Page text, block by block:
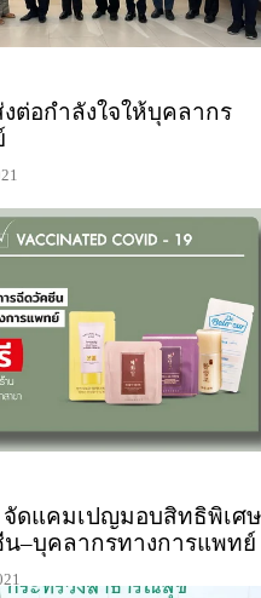
ต่อกำลังใจให้บุคลากร
จัดแคมเปญมอบสิทธิพิเศษ
–บุคลากรทางการแพทย์